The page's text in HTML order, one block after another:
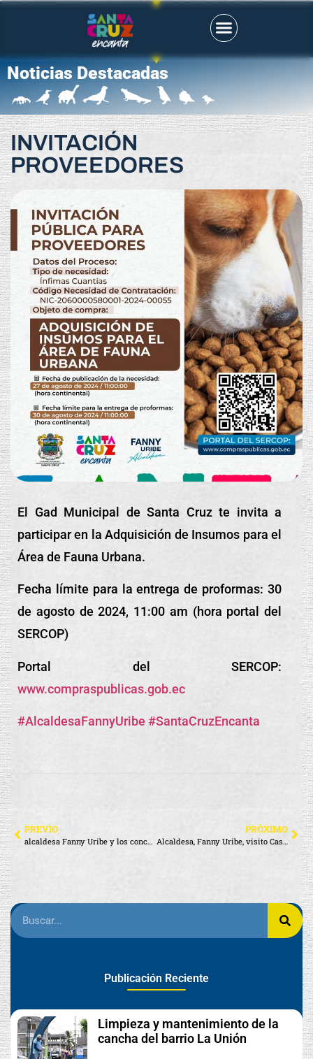
Noticias Destacadas
INVITACIÓN
PROVEEDORES
El Gad Municipal de Santa Cruz te invita a
participar en la Adquisición de Insumos para el
Área de Fauna Urbana.
Fecha límite para la entrega de proformas: 30
de agosto de 2024, 11:00 am (hora portal del
SERCOP)
Portal del SERCOP:
www.compraspublicas.gob.ec
#AlcaldesaFannyUribe #SantaCruzEncanta
PREVIO
alcaldesa Fanny Uribe y los concejales de Santa Cruz recibieron al alcalde de Rapa Nui, Pedro Edmunds Paoa
PRÓXIMO
Alcaldesa, Fanny Uribe, visito Casa Abierta de la Unidad Educativa Fiscomisional San Francisco de Asís
Publicación Reciente
Limpieza y mantenimiento de la
cancha del barrio La Unión